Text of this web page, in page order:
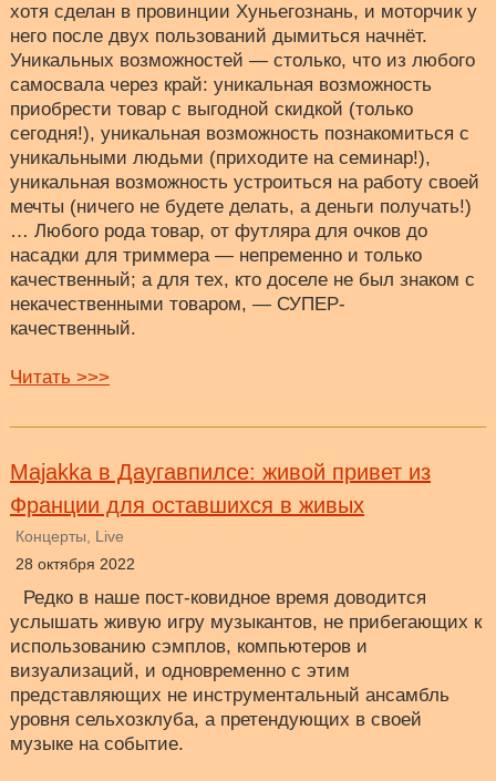
хотя сделан в провинции Хуньегознань, и моторчик у
него после двух пользований дымиться начнёт.
Уникальных возможностей — столько, что из любого
самосвала через край: уникальная возможность
приобрести товар с выгодной скидкой (только
сегодня!), уникальная возможность познакомиться с
уникальными людьми (приходите на семинар!),
уникальная возможность устроиться на работу своей
мечты (ничего не будете делать, а деньги получать!)
… Любого рода товар, от футляра для очков до
насадки для триммера — непременно и только
качественный; а для тех, кто доселе не был знаком с
некачественными товаром, — СУПЕР-
качественный.
Читать >>>
Majakka в Даугавпилсе: живой привет из
Франции для оставшихся в живых
Концерты, Live
28 октября 2022
Редко в наше пост-ковидное время доводится
услышать живую игру музыкантов, не прибегающих к
использованию сэмплов, компьютеров и
визуализаций, и одновременно с этим
представляющих не инструментальный ансамбль
уровня сельхозклуба, а претендующих в своей
музыке на событие.